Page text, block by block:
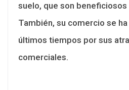
suelo, que son
También, su comercio se
últimos tiempos por sus
comerciales.